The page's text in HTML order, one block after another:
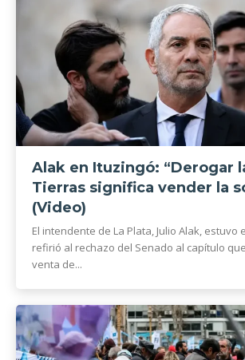
Alak en Ituzingó: “Derogar
Tierras significa vender la
(Video)
El intendente de La Plata, Julio Alak, estuvo
refirió al rechazo del Senado al capítulo
venta de...